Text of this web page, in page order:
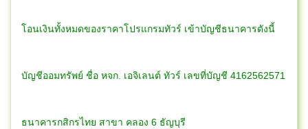
โอนเงินทั้งหมดของราคาโปรแกรมทัวร์ เข้าบัญชีธนาคารดังนี้
บัญชีออมทรัพย์ ชื่อ หจก. เอจิเลนต์ ทัวร์ เลขที่บัญชี 4162562571
ธนาคารกสิกรไทย สาขา คลอง 6 ธัญบุรี